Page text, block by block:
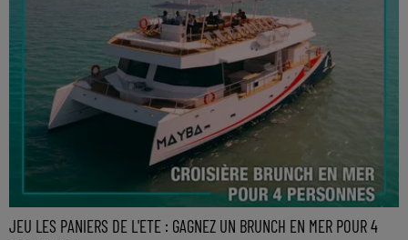
JEU LES PANIERS DE L'ETE : GAGNEZ UN BRUNCH EN MER POUR 4